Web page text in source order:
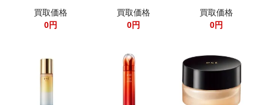
買取価格
0円
買取価格
0円
買取価格
0円